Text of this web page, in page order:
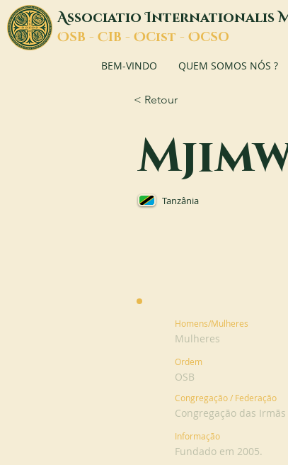
AssociatioInternationalis
OSB - CIB - OCist - OCSO
BEM-VINDO QUEM SOMOS NÓS ?
< Retour
Tanzânia
Homens/Mulheres
Mulheres
Ordem
OSB
Congregação / Federação
Congregação das
Informação
Fundado em 2005.